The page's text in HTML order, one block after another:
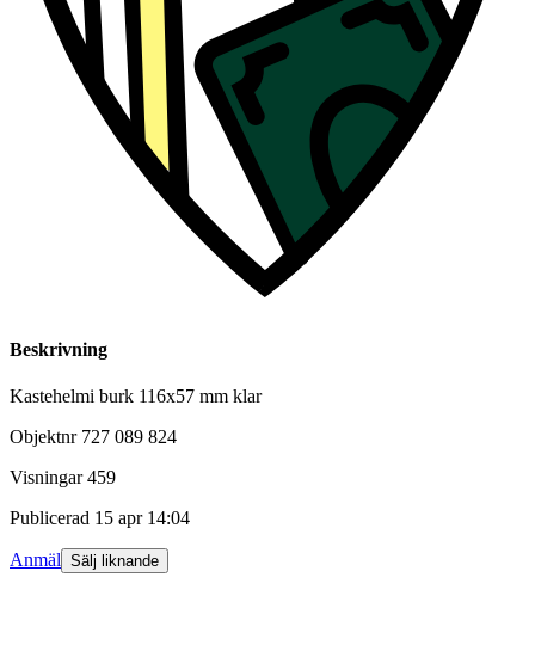
Beskrivning
Kastehelmi burk 116x57 mm klar
Objektnr 727 089 824
Visningar 459
Publicerad 15 apr 14:04
Anmäl Sälj liknande